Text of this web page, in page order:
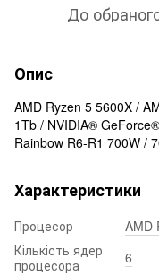
До
Опис
AMD Ryzen 5 5600X /
1Tb / NVIDIA®
Rainbow R6-R1 700W /
Характеристики
Процесор
AMD
Кількість ядер
процесора
6